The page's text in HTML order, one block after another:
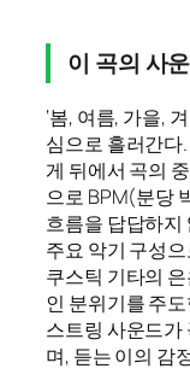
이 곡의 사
‘봄, 여름, 가을,
심으로 흘러간다
게 뒤에서 곡의
으로 BPM(분당
흐름을 답답하지
주요 악기 구성
쿠스틱 기타의
인 분위기를 주
스트링 사운드가
며, 듣는 이의 감